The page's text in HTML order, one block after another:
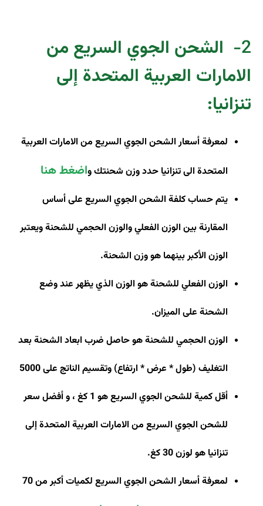
2-
الشحن الجوي السريع من
الامارات العربية المتحدة إلى
تنزانيا:
لمعرفة أسعار الشحن الجوي السريع من الامارات العربية
المتحدة الى تنزانيا حدد وزن شحنتك واضغط هنا
يتم حساب كلفة الشحن الجوي السريع على أساس
المقارنة بين الوزن الفعلي والوزن الحجمي للشحنة ويعتبر
الوزن الأكبر بينهما هو وزن الشحنة.
الوزن الفعلي للشحنة هو الوزن الذي يظهر عند وضع
الشحنة على الميزان.
الوزن الحجمي للشحنة هو حاصل ضرب ابعاد الشحنة بعد
التغليف (طول * عرض * ارتفاع) وتقسيم الناتج على 5000
أقل كمية للشحن الجوي السريع هو 1 كغ ، و أفضل سعر
للشحن الجوي السريع من الامارات العربية المتحدة إلى
تنزانيا هو لوزن 30 كغ
.
لمعرفة أسعار الشحن الجوي السريع لكميات أكبر من 70